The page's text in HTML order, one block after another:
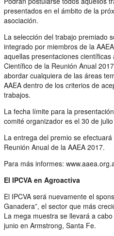
presentados en el ámbito de la
asociación.
La selección del trabajo premiado
integrado por miembros de la
aquellas presentaciones
Científico de la Reunión Anual
abordar cualquiera de las áreas
AAEA dentro de los criterios de
trabajos.
La fecha límite para la
comité organizador es el 30 de
La entrega del premio se
Reunión Anual de la AAEA 2017.
Para más informes:
El IPCVA en Agroactiva
El IPCVA será nuevamente el
Ganadera”, el sector que más
La mega muestra se llevará a
junio en Armstrong, Santa Fe.